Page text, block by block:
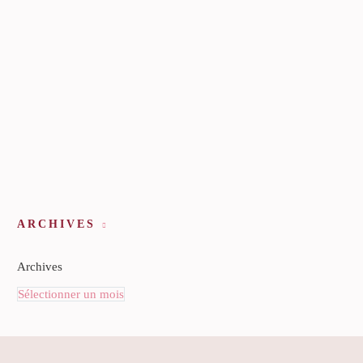
ARCHIVES
Archives
Sélectionner un mois